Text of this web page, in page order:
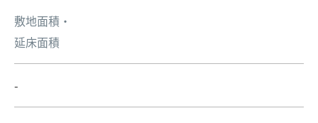
敷地面積・
延床面積
-